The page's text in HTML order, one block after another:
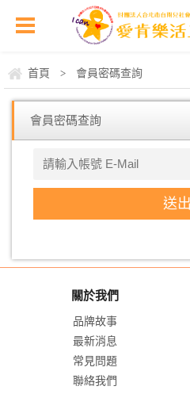
首頁 > 會員密碼查詢
會員密碼查詢
關於我們
品牌故事
最新消息
常見問題
聯絡我們